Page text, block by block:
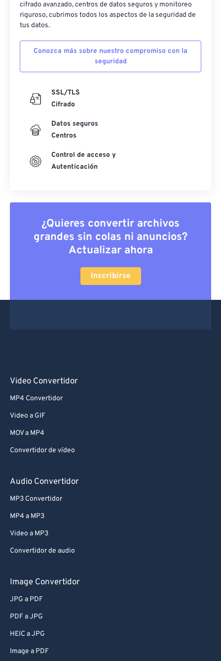
cifrado avanzado, centros de datos seguros y monitoreo
riguroso, cubrimos todos los aspectos de la seguridad de
tus datos.
Conozca más sobre nuestro compromiso con la
seguridad
SSL/TLS
Cifrado
Datos seguros
Centros
Control de acceso y
Autenticación
¿Quieres convertir archivos
grandes sin colas ni anuncios?
Actualizar ahora
Inscribirse
Video Convertidor
MP4 Convertidor
Video a GIF
MOV a MP4
Convertidor de vídeo
Audio Convertidor
MP3 Convertidor
MP4 a MP3
Video a MP3
Convertidor de audio
Image Convertidor
JPG a PDF
PDF a JPG
HEIC a JPG
Image a PDF